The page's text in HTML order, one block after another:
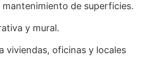
mantenimiento de superficies.
y mural.
viviendas, oficinas y locales